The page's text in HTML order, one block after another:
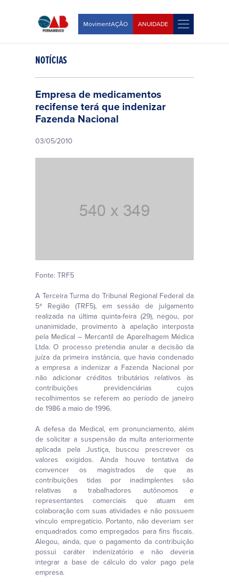
MovimentAÇÃO ANUIDADE
NOTÍCIAS
Empresa de medicamentos
recifense terá que indenizar
Fazenda Nacional
03/05/2010
Fonte: TRF5
A Terceira Turma do Tribunal Regional Federal da
5ª Região (TRF5), em sessão de julgamento
realizada na última quinta-feira (29), negou, por
unanimidade, provimento à apelação interposta
pela Medical – Mercantil de Aparelhagem Médica
Ltda. O processo pretendia anular a decisão da
juíza da primeira instância, que havia condenado
a empresa a indenizar a Fazenda Nacional por
não adicionar créditos tributários relativos às
contribuições previdenciárias cujos
recolhimentos se referem ao período de janeiro
de 1986 a maio de 1996.
A defesa da Medical, em pronunciamento, além
de solicitar a suspensão da multa anteriormente
aplicada pela Justiça, buscou prescrever os
valores exigidos. Ainda houve tentativa de
convencer os magistrados de que as
contribuições tidas por inadimplentes são
relativas a trabalhadores autônomos e
representantes comerciais que atuam em
colaboração com suas atividades e não possuem
vínculo empregatício. Portanto, não deveriam ser
enquadrados como empregados para fins fiscais.
Alegou, ainda, que o pagamento da contribuição
possui caráter indenizatório e não deveria
integrar a base de cálculo do valor pago pela
empresa.